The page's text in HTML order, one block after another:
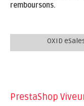
remboursons.
OXID
PrestaShop